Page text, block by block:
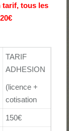
tarif, tous les
TARIF
ADHESION
(licence +
cotisation
150€